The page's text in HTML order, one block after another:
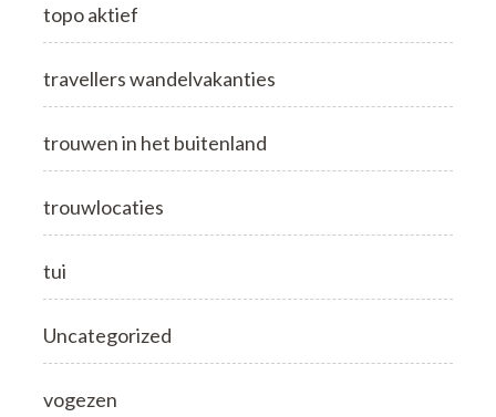
topo aktief
travellers wandelvakanties
trouwen in het buitenland
trouwlocaties
tui
Uncategorized
vogezen